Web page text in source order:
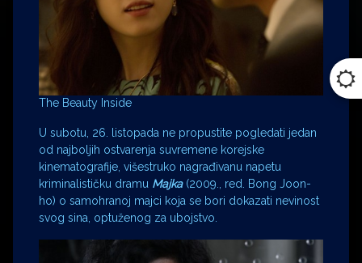
The Beauty Inside
U subotu, 26. listopada ne propustite pogledati jedan
od najboljih ostvarenja suvremene korejske
kinematografije, višestruko nagrađivanu napetu
kriminalističku dramu Majka(2009., red. Bong Joon-
ho) o samohranoj majci koja se bori dokazati nevinost
svog sina, optuženog za ubojstvo.